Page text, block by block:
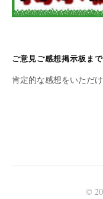
ご意見ご感想掲示板まで
肯定的な感想をいただ
©